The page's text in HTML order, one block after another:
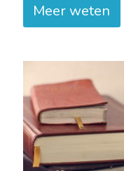
Meer weten